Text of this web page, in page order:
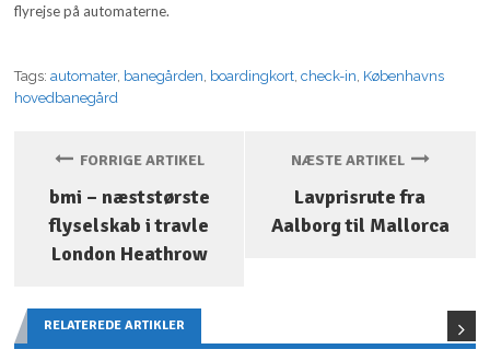
flyrejse på automaterne.
Tags:automater, banegården, boardingkort,check-in, Københavns
hovedbanegård
FORRIGE ARTIKEL
bmi – næststørste
flyselskab i travle
London Heathrow
NÆSTE ARTIKEL
Lavprisrute fra
Aalborg til Mallorca
RELATEREDE ARTIKLER